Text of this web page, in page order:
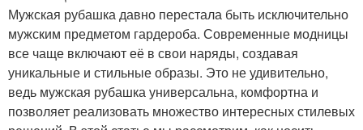
Мужская рубашка давно перестала быть исключительно
мужским предметом гардероба. Современные модницы
все чаще включают её в свои наряды, создавая
уникальные и стильные образы. Это не удивительно,
ведь мужская рубашка универсальна, комфортна и
позволяет реализовать множество интересных стилевых